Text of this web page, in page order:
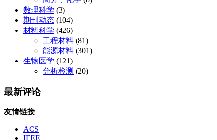
数理科学 (3)
期刊动态 (104)
材料科学 (426)
工程材料 (81)
能源材料 (301)
生物医学 (121)
分析检测 (20)
最新评论
友情链接
ACS
IEEE